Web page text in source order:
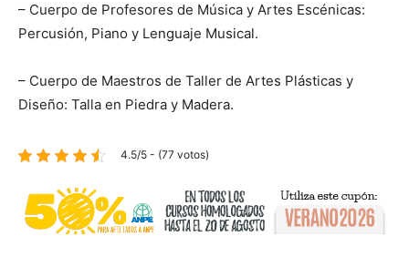
– Cuerpo de Profesores de Música y Artes Escénicas:
Percusión, Piano y Lenguaje Musical.
– Cuerpo de Maestros de Taller de Artes Plásticas y
Diseño: Talla en Piedra y Madera.
4.5/5 - (77 votos)